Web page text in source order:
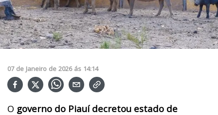
07 de Janeiro de 2026 ás 14:14
O governo do Piauí decretou estado de